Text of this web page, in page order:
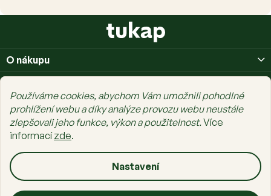
Používáme cookies, abychom Vám umožnili pohodlné
prohlížení webu a díky analýze provozu webu neustále
zlepšovali jeho funkce, výkon a použitelnost.Více
informacízde.
Nastavení
t
O nákupu
Prais Family
Copyright 2026
Upravit nastavení